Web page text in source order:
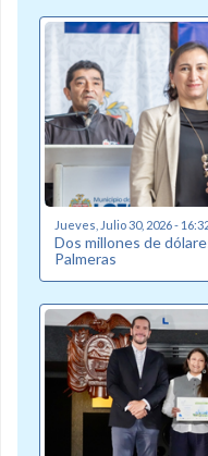
Jueves, Julio 30, 2026 -
Dos millones de
Palmeras